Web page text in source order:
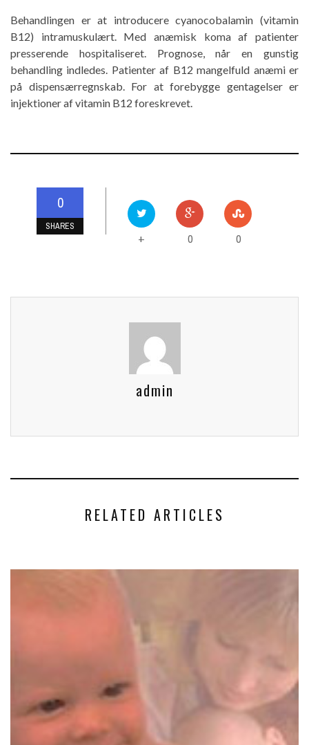
Behandlingen er at introducere cyanocobalamin (vitamin
B12) intramuskulært. Med anæmisk koma af patienter
presserende hospitaliseret. Prognose, når en gunstig
behandling indledes. Patienter af B12 mangelfuld anæmi er
på dispensærregnskab. For at forebygge gentagelser er
injektioner af vitamin B12 foreskrevet.
0
SHARES
+ 0 0
admin
RELATED ARTICLES